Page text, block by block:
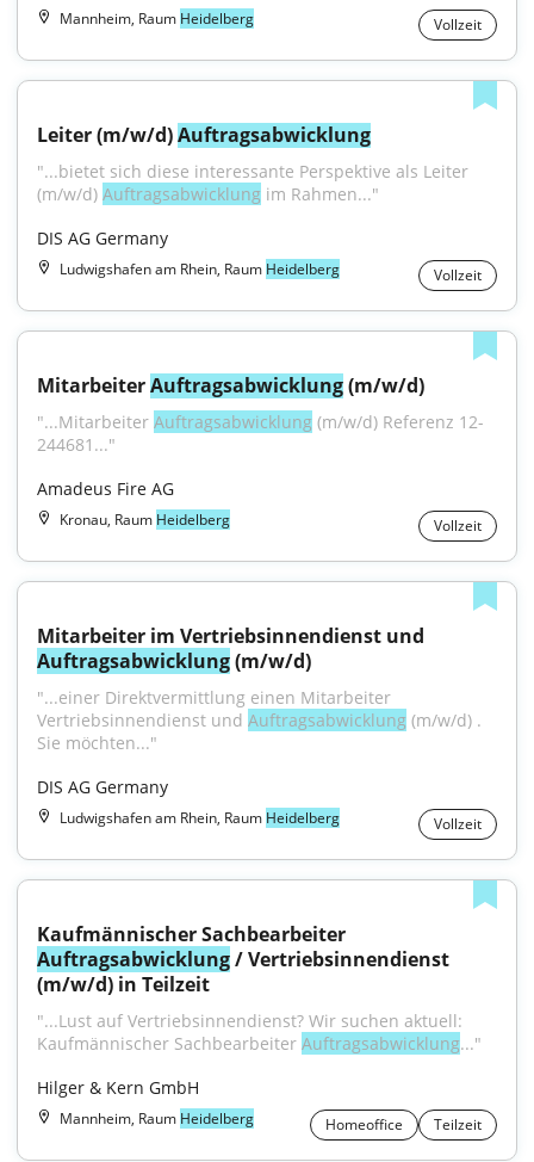
Mannheim, Raum Heidelberg Vollzeit
Leiter (m/w/d) Auftragsabwicklung
"...bietet sich diese interessante Perspektive als Leiter
(m/w/d) Auftragsabwicklung im Rahmen..."
DIS AG Germany
Ludwigshafen am Rhein, Raum Heidelberg Vollzeit
Mitarbeiter Auftragsabwicklung (m/w/d)
"...Mitarbeiter Auftragsabwicklung (m/w/d) Referenz 12-
244681..."
Amadeus Fire AG
Kronau, Raum Heidelberg Vollzeit
Auftragsabwicklung (m/w/d)
"...einer Direktvermittlung einen Mitarbeiter
Vertriebsinnendienst und Auftragsabwicklung (m/w/d) .
Sie möchten..."
DIS AG Germany
Ludwigshafen am Rhein, Raum Heidelberg Vollzeit
Auftragsabwicklung / Vertriebsinnendienst
(m/w/d) in Teilzeit
"...Lust auf Vertriebsinnendienst? Wir suchen aktuell:
Kaufmännischer Sachbearbeiter Auftragsabwicklung..."
Hilger & Kern GmbH
Mannheim, Raum Heidelberg Homeoffice Teilzeit